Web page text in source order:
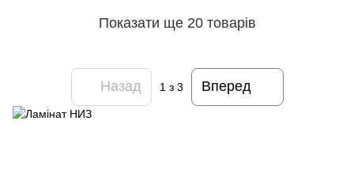
Показати ще 20 товарів
Назад 1 з 3 Вперед